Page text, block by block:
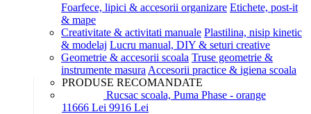
Foarfece, lipici & accesorii organizare Etichete, post-it
& mape
Creativitate & activitati manuale Plastilina, nisip kinetic
& modelaj Lucru manual, DIY & seturi creative
Geometrie & accesorii scoala Truse geometrie &
instrumente masura Accesorii practice & igiena scoala
PRODUSE RECOMANDATE
Rucsac scoala, Puma Phase - orange
11666 Lei 9916 Lei